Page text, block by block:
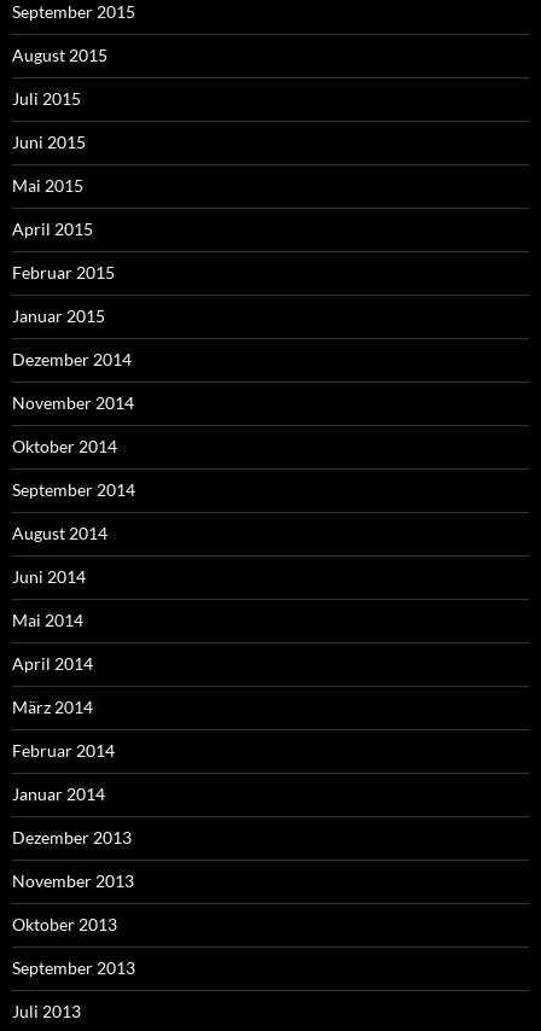
September 2015
August 2015
Juli 2015
Juni 2015
Mai 2015
April 2015
Februar 2015
Januar 2015
Dezember 2014
November 2014
Oktober 2014
September 2014
August 2014
Juni 2014
Mai 2014
April 2014
März 2014
Februar 2014
Januar 2014
Dezember 2013
November 2013
Oktober 2013
September 2013
Juli 2013